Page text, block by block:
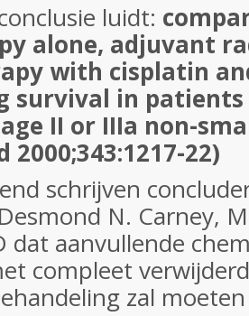
luidt:
alone, adjuvant
with cisplatin
survival in
II or IIIa non-
2000;343:1217-22)
schrijven
N. Carney,
dat aanvullende
compleet
zal